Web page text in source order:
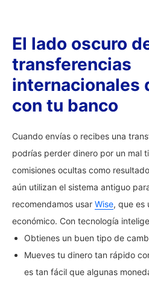
El lado oscuro
transferencias
internacionales
con tu banco
Cuando envías o recibes una
podrías perder dinero por un mal
comisiones ocultas como
aún utilizan el sistema antiguo
recomendamos usar Wise, que es
económico. Con tecnología
Obtienes un buen tipo de
Mueves tu dinero tan rápido
es tan fácil que algunas